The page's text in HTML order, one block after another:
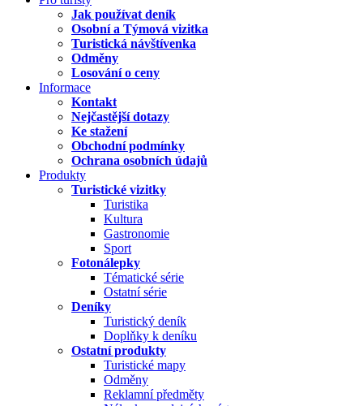
Jak používat deník
Osobní a Týmová vizitka
Turistická návštívenka
Odměny
Losování o ceny
Informace
Kontakt
Nejčastější dotazy
Ke stažení
Obchodní podmínky
Ochrana osobních údajů
Produkty
Turistické vizitky
Turistika
Kultura
Gastronomie
Sport
Fotonálepky
Tématické série
Ostatní série
Deníky
Turistický deník
Doplňky k deníku
Ostatní produkty
Turistické mapy
Odměny
Reklamní předměty